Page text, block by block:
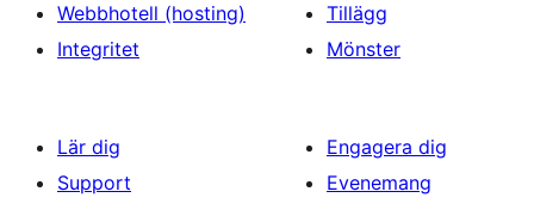
Webbhotell (hosting)
Integritet
Tillägg
Mönster
Lär dig
Support
Engagera dig
Evenemang